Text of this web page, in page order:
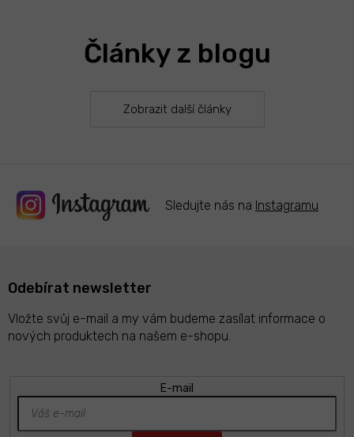
Články z blogu
Zobrazit další články
Sledujte nás na Instagramu
Odebírat newsletter
Vložte svůj e-mail a my vám budeme zasílat informace o
nových produktech na našem e-shopu.
E-mail